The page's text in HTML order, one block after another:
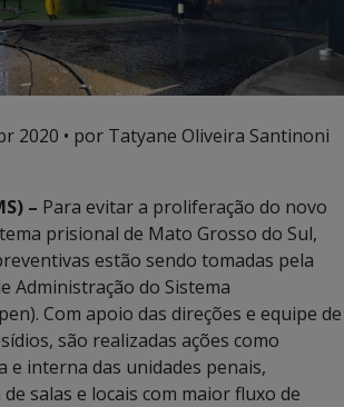
2020 • por Tatyane Oliveira Santinoni
– Para evitar a proliferação do novo
prisional de Mato Grosso do Sul,
estão sendo tomadas pela
Administração do Sistema
Com apoio das direções e equipe de
são realizadas ações como
e interna das unidades penais,
salas e locais com maior fluxo de